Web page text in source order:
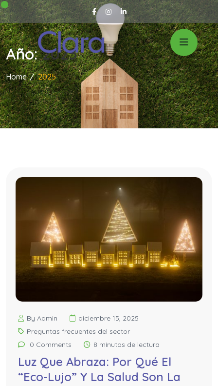
Año:2025
Home 2025
By Admin
diciembre 15, 2025
Preguntas frecuentes del sector
0 Comments
8 mínutos de lectura
Luz Que Abraza: Por Qué El
“Eco-Lujo” Y La Salud Son La